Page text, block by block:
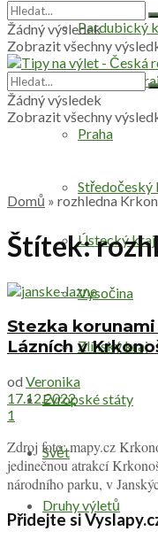
Pardubický
Plzeňský
Praha
Středočeský
Ústecký kraj
Vysočina
Zlínský kraj
Evropské státy
Svět
Druhy výletů
Žádný výsledek
Zobrazit všechny
Žádný výsledek
Zobrazit všechny
Domů » rozhledna
Štítek:
Stezka
Lázních v
od Veronika
17.12.2022
1
Zdroj foto: mapy.cz
jedinečnou atrakcí
národního parku, v
Přidejte si